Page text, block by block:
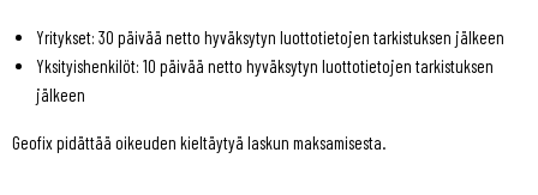
Yritykset: 30 päivää netto hyväksytyn luottotietojen tarkistuksen jälkeen
Yksityishenkilöt: 10 päivää netto hyväksytyn luottotietojen tarkistuksen
jälkeen
Geofix pidättää oikeuden kieltäytyä laskun maksamisesta.